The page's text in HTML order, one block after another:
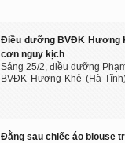
Điều dưỡng BVĐK Hương
cơn nguy kịch
Sáng 25/2, điều dưỡng
BVĐK Hương Khê (Hà
Đằng sau chiếc áo blouse